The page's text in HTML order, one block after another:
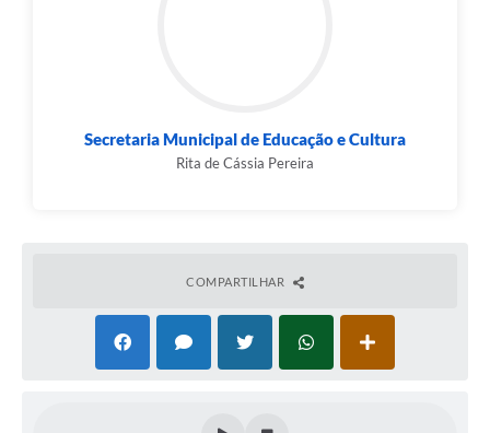
Secretaria Municipal de Educação e Cultura
Rita de Cássia Pereira
COMPARTILHAR